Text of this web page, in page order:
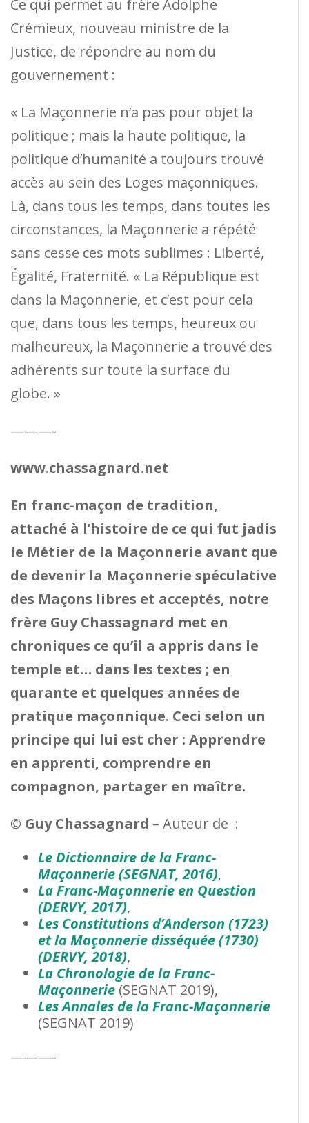
Ce qui permet au frère Adolphe
Crémieux, nouveau ministre de la
Justice, de répondre au nom du
gouvernement :
« La Maçonnerie n’a pas pour objet la
politique ; mais la haute politique, la
politique d’humanité a toujours trouvé
accès au sein des Loges maçonniques.
Là, dans tous les temps, dans toutes les
circonstances, la Maçonnerie a répété
sans cesse ces mots sublimes : Liberté,
Égalité, Fra­ternité. « La République est
dans la Maçonnerie, et c’est pour cela
que, dans tous les temps, heureux ou
malheureux, la Maçonnerie a trouvé des
adhérents sur toute la surface du
globe. »
———-
www.chassagnard.net
En franc-maçon de tradition,
attaché à l’histoire de ce qui fut jadis
le Métier de la Maçonnerie avant que
de devenir la Maçonnerie spéculative
des Maçons libres et acceptés, notre
frère Guy Chassagnard met en
chroniques ce qu’il a appris dans le
temple et… dans les textes ; en
quarante et quelques années de
pratique maçonnique. Ceci selon un
principe qui lui est cher : Apprendre
en apprenti, comprendre en
compagnon, partager en maître.
© Guy Chassagnard – Auteur de :
Le Dictionnaire de la Franc-
Maçonnerie(SEGNAT, 2016),
La Franc-Maçonnerie en Question
(DERVY, 2017),
Les Constitutions d’Anderson (1723)
et la Maçonnerie disséquée(1730)
(DERVY, 2018),
La Chronologie de la Franc-
Maçonnerie (SEGNAT 2019),
Les Annales de la Franc-Maçonnerie
(SEGNAT 2019)
———-